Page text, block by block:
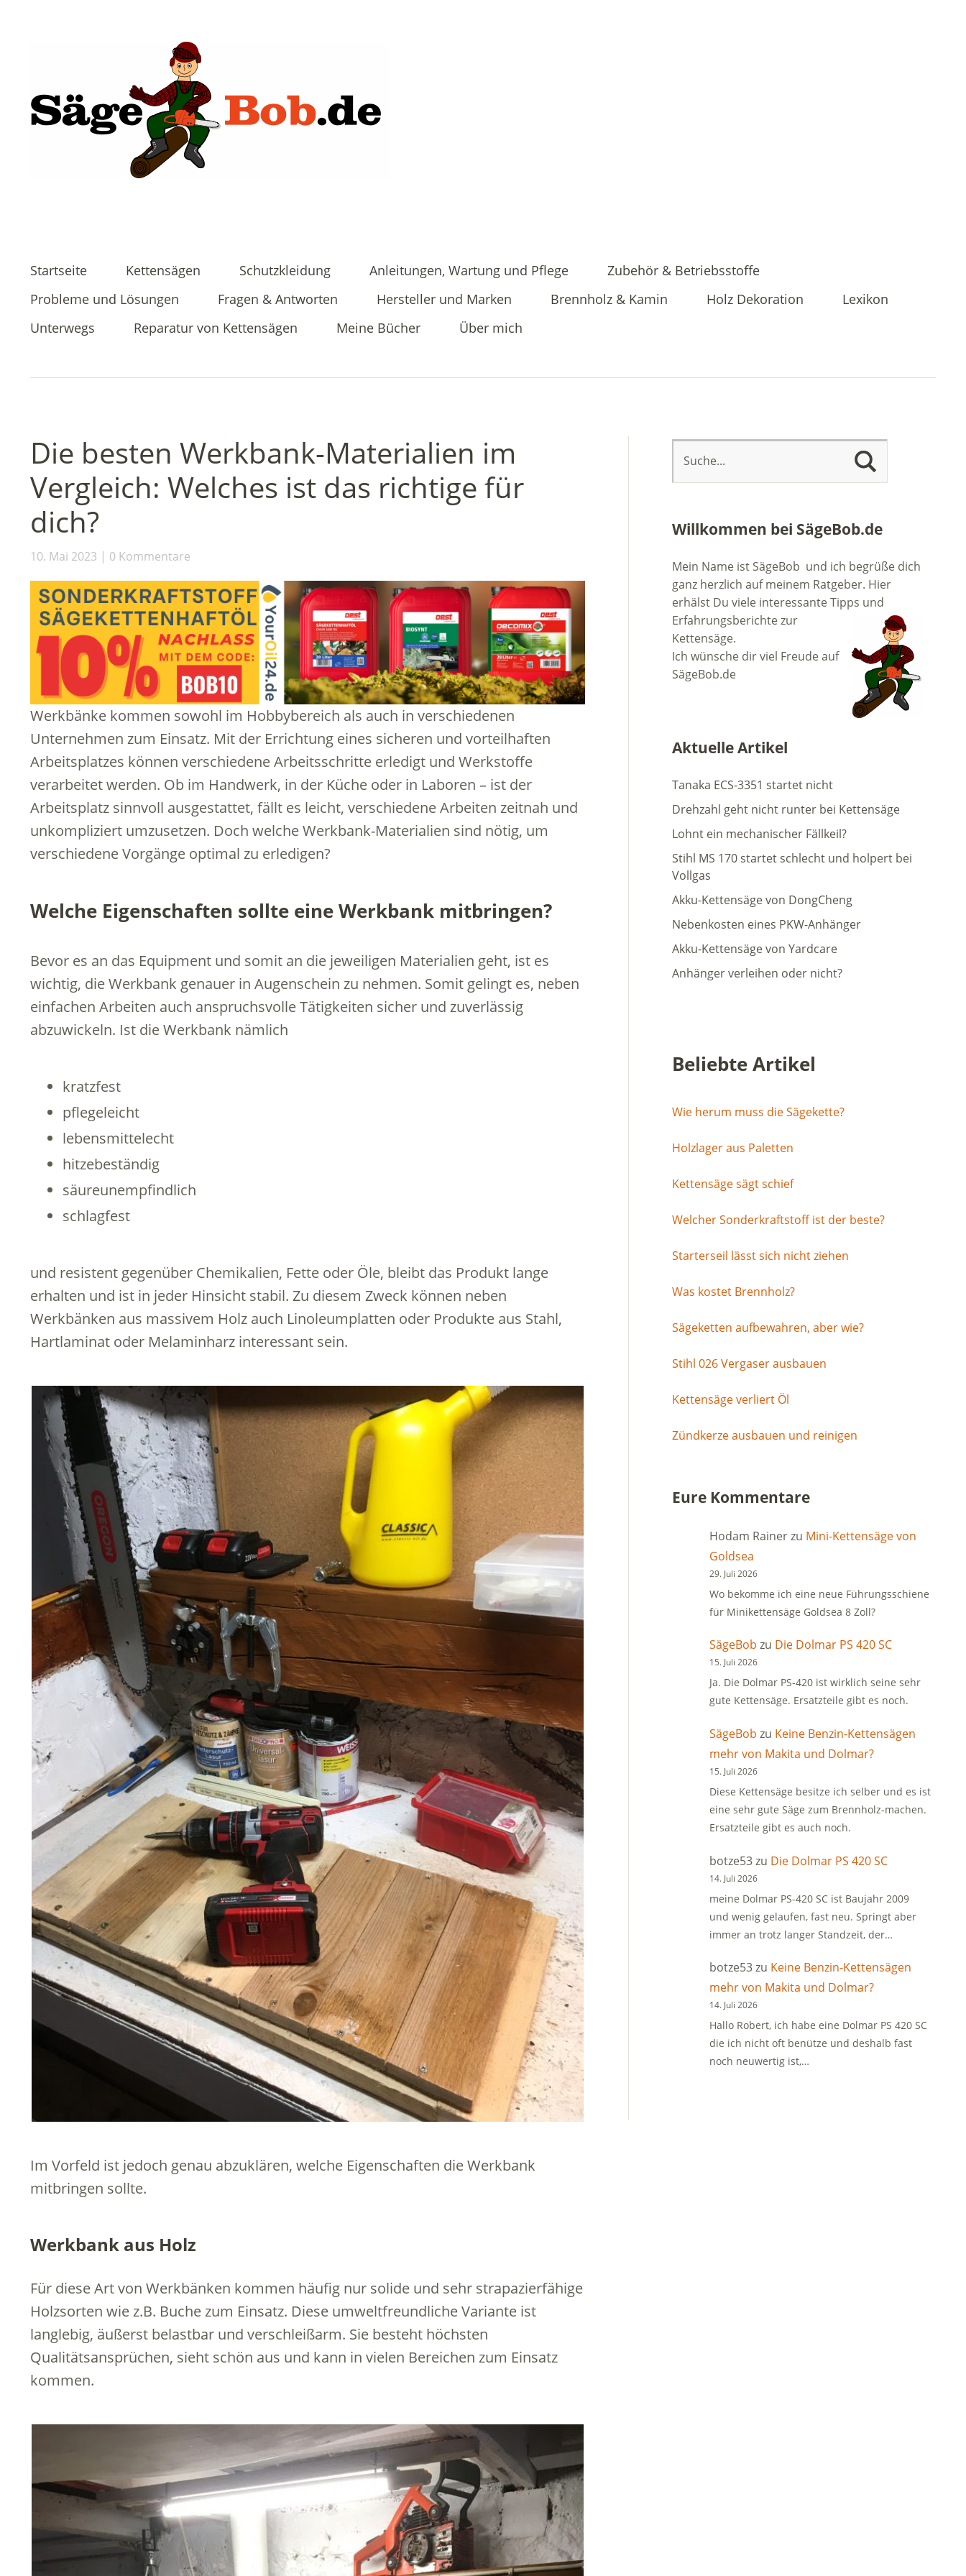
Startseite Kettensägen Schutzkleidung Anleitungen, Wartung und Pflege
Zubehör & Betriebsstoffe
Probleme und Lösungen
Fragen & Antworten Hersteller und Marken Brennholz & Kamin Holz Dekoration
Lexikon
Unterwegs
Reparatur von Kettensägen Meine Bücher Über mich
Die besten Werkbank-Materialien im
Vergleich: Welches ist das richtige für
dich?
10. Mai 2023 0 Kommentare
Werkbänke kommen sowohl im Hobbybereich als auch in verschiedenen
Unternehmen zum Einsatz. Mit der Errichtung eines sicheren und vorteilhaften
Arbeitsplatzes können verschiedene Arbeitsschritte erledigt und Werkstoffe
verarbeitet werden. Ob im Handwerk, in der Küche oder in Laboren – ist der
Arbeitsplatz sinnvoll ausgestattet, fällt es leicht, verschiedene Arbeiten zeitnah und
unkompliziert umzusetzen. Doch welche Werkbank-Materialien sind nötig, um
verschiedene Vorgänge optimal zu erledigen?
Welche Eigenschaften sollte eine Werkbank mitbringen?
Bevor es an das Equipment und somit an die jeweiligen Materialien geht, ist es
wichtig, die Werkbank genauer in Augenschein zu nehmen. Somit gelingt es, neben
einfachen Arbeiten auch anspruchsvolle Tätigkeiten sicher und zuverlässig
abzuwickeln. Ist die Werkbank nämlich
kratzfest
pflegeleicht
lebensmittelecht
hitzebeständig
säureunempfindlich
schlagfest
und resistent gegenüber Chemikalien, Fette oder Öle, bleibt das Produkt lange
erhalten und ist in jeder Hinsicht stabil. Zu diesem Zweck können neben
Werkbänken aus massivem Holz auch Linoleumplatten oder Produkte aus Stahl,
Hartlaminat oder Melaminharz interessant sein.
Im Vorfeld ist jedoch genau abzuklären, welche Eigenschaften die Werkbank
mitbringen sollte.
Werkbank aus Holz
Für diese Art von Werkbänken kommen häufig nur solide und sehr strapazierfähige
Holzsorten wie z.B. Buche zum Einsatz. Diese umweltfreundliche Variante ist
langlebig, äußerst belastbar und verschleißarm. Sie besteht höchsten
Qualitätsansprüchen, sieht schön aus und kann in vielen Bereichen zum Einsatz
kommen.
Willkommen bei SägeBob.de
Mein Name ist SägeBob und ich begrüße dich
ganz herzlich auf meinem Ratgeber. Hier
erhälst Du viele interessante Tipps und
Erfahrungsberichte zur
Kettensäge.
Ich wünsche dir viel Freude auf
SägeBob.de
Aktuelle Artikel
Tanaka ECS-3351 startet nicht
Drehzahl geht nicht runter bei Kettensäge
Lohnt ein mechanischer Fällkeil?
Stihl MS 170 startet schlecht und holpert bei
Vollgas
Akku-Kettensäge von DongCheng
Nebenkosten eines PKW-Anhänger
Akku-Kettensäge von Yardcare
Anhänger verleihen oder nicht?
Beliebte Artikel
Wie herum muss die Sägekette?
Holzlager aus Paletten
Kettensäge sägt schief
Welcher Sonderkraftstoff ist der beste?
Starterseil lässt sich nicht ziehen
Was kostet Brennholz?
Sägeketten aufbewahren, aber wie?
Stihl 026 Vergaser ausbauen
Kettensäge verliert Öl
Zündkerze ausbauen und reinigen
Eure Kommentare
Hodam Rainerzu Mini-Kettensäge von
Goldsea
29. Juli 2026
Wo bekomme ich eine neue Führungsschiene
für Minikettensäge Goldsea 8 Zoll?
SägeBob zu Die Dolmar PS 420 SC
15. Juli 2026
Ja. Die Dolmar PS-420 ist wirklich seine sehr
gute Kettensäge. Ersatzteile gibt es noch.
SägeBob zu Keine Benzin-Kettensägen
mehr von Makita und Dolmar?
15. Juli 2026
Diese Kettensäge besitze ich selber und es ist
eine sehr gute Säge zum Brennholz-machen.
Ersatzteile gibt es auch noch.
botze53zu Die Dolmar PS 420 SC
14. Juli 2026
meine Dolmar PS-420 SC ist Baujahr 2009
und wenig gelaufen, fast neu. Springt aber
immer an trotz langer Standzeit, der…
botze53zu Keine Benzin-Kettensägen
mehr von Makita und Dolmar?
14. Juli 2026
Hallo Robert, ich habe eine Dolmar PS 420 SC
die ich nicht oft benütze und deshalb fast
noch neuwertig ist,…